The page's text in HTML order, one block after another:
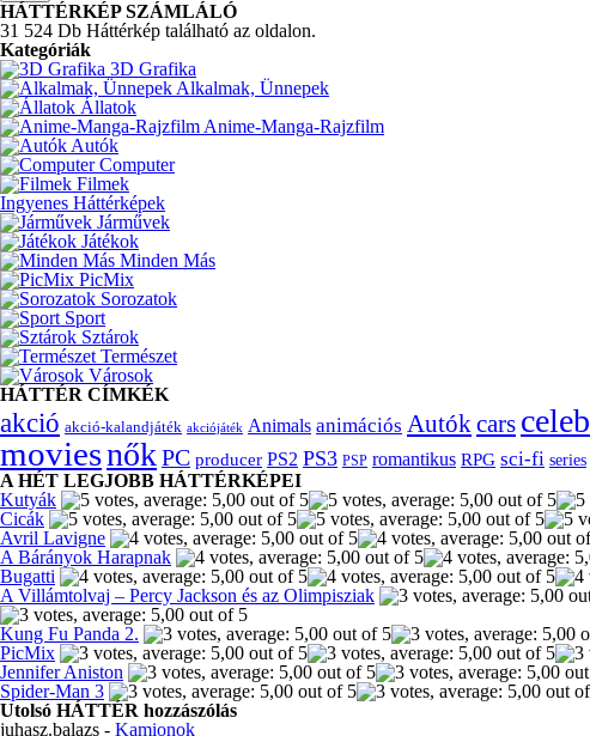
HÁTTÉRKÉP SZÁMLÁLÓ
31 524 Db Háttérkép található az oldalon.
Kategóriák
3D Grafika
Alkalmak, Ünnepek
Állatok
Anime-Manga-Rajzfilm
Autók
Computer
Filmek
Ingyenes Háttérképek
Járművek
Játékok
Minden Más
PicMix
Sorozatok
Sport
Sztárok
Természet
Városok
HÁTTÉR CÍMKÉK
akció akció-kalandjáték akciójáték Animals animációs Autókcars celeb
moviesnőkPC producer PS2 PS3 PSP romantikus RPG sci-fi series
A HÉT LEGJOBB HÁTTÉRKÉPEI
Kutyák
Cicák
Avril Lavigne
A Bárányok Harapnak
Bugatti
A Villámtolvaj – Percy Jackson és az Olimpisziak
Kung Fu Panda 2.
PicMix
Jennifer Aniston
Spider-Man 3
Utolsó HÁTTÉR hozzászólás
juhasz.balazs - Kamionok